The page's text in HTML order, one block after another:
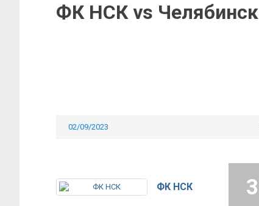
ФК НСК vs Челябинск
02/09/2023
ФК НСК 3